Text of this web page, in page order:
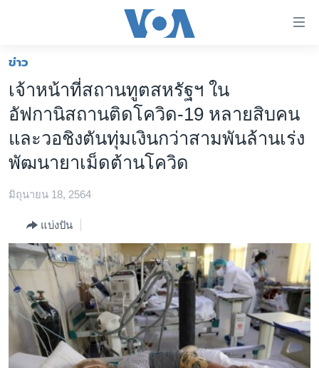
ต่อ
ข้าม
ไป
เนื้อหา
หลัก
ข้าม
ไป
หน้า
หลัก
ไป
การ
ค้นหา
โลก
เอเชีย
สหรัฐฯ
ธุรกิจ
วิทยาศาสตร์
สังคมและสุขภาพ
ไลฟ์สไตล์
ตรวจสอบข่าว
เรียนรู้ภาษาอังกฤษ
พอดคาสต์
ข่าว
เจ้าหน้าที่สถานทูตสหรัฐฯ ใน
อัฟกานิสถานติดโควิด-19 หลายสิบคน
และวอชิงตันทุ่มเงินกว่าสามพันล้านเร่ง
พัฒนายาเม็ดต้านโควิด
มิถุนายน 18, 2564
แบ่งปัน